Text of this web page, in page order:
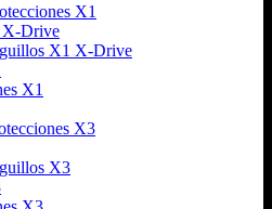
X1
X-Drive
X1 X-Drive
X1
X3
X3